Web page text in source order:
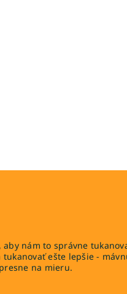
nám to správne
ešte lepšie -
na mieru.